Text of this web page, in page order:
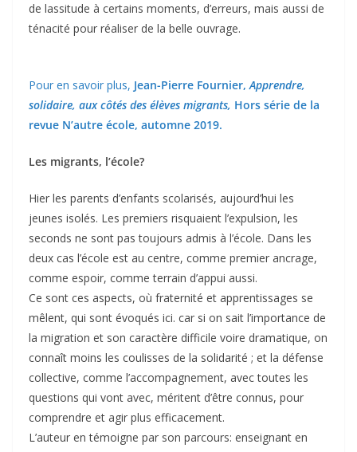
de lassitude à certains moments, d’erreurs, mais aussi de
ténacité pour réaliser de la belle ouvrage.
Pour en savoir plus, Jean-Pierre Fournier,Apprendre,
solidaire, aux côtés des élèves migrants, Hors série de la
revue N’autre école, automne 2019.
Les migrants, l’école?
Hier les parents d’enfants scolarisés, aujourd’hui les
jeunes isolés. Les premiers risquaient l’expulsion, les
seconds ne sont pas toujours admis à l’école. Dans les
deux cas l’école est au centre, comme premier ancrage,
comme espoir, comme terrain d’appui aussi.
Ce sont ces aspects, où fraternité et apprentissages se
mêlent, qui sont évoqués ici. car si on sait l’importance de
la migration et son caractère difficile voire dramatique, on
connaît moins les coulisses de la solidarité ; et la défense
collective, comme l’accompagnement, avec toutes les
questions qui vont avec, méritent d’être connus, pour
comprendre et agir plus efficacement.
L’auteur en témoigne par son parcours: enseignant en